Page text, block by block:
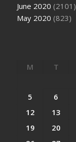
June 2020 (2101)
May 2020 (823)
M T
5
6
12
13
19
20